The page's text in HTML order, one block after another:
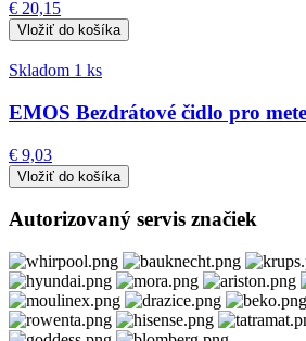
€ 20,15
Skladom 1 ks
EMOS Bezdrátové čidlo pro
€ 9,03
Autorizovaný servis značiek